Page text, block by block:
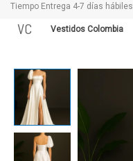
Tiempo Entrega 4-7 días hábiles
VC Vestidos Colombia
REINA
cantidad